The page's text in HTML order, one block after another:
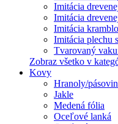
Imitácia
Imitácia
Imitácia
Imitácia plechu
Tvarovaný
Zobraz všetko v
Kovy
Hranoly/
Jakle
Medená fólia
Oceľové lanká